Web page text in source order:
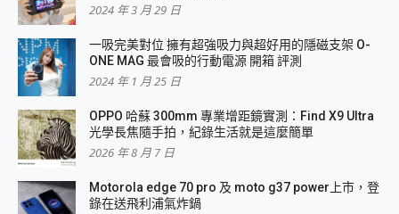
2024 年 3 月 29 日
一吸完美對位 擁有超強吸力與超好用的隱磁支架 O-
ONE MAG 最會吸的行動電源 開箱 評測
2024 年 1 月 25 日
OPPO 哈蘇 300mm 專業增距鏡實測：Find X9 Ultra
光學長焦隨手拍，紀錄生活就是這麼簡單
2026 年 8 月 7 日
Motorola edge 70 pro 及 moto g37 power上市，登
錄在送飛利浦氣炸鍋